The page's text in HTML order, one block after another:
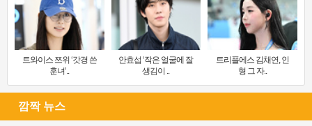
트와이스 쯔위 ‘갓경 쓴
훈녀’..
안효섭 ‘작은 얼굴에 잘
생김이 ..
트리플에스 김채연, 인
형 그 자..
깜짝 뉴스